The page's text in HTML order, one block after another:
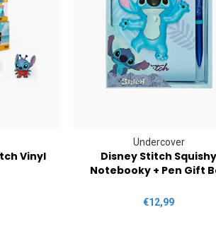
Vinyl
Undercover
Disney Stitch Squishy
Notebooky + Pen Gift
€12,99